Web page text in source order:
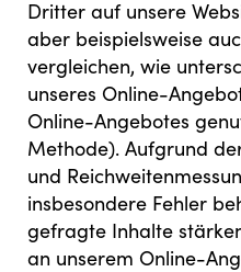
Dritter auf unsere
aber beispielsweise
vergleichen, wie
unseres Online-
Online-Angebotes
Methode). Aufgrund
und
insbesondere Fehler
gefragte Inhalte
an unserem Online-